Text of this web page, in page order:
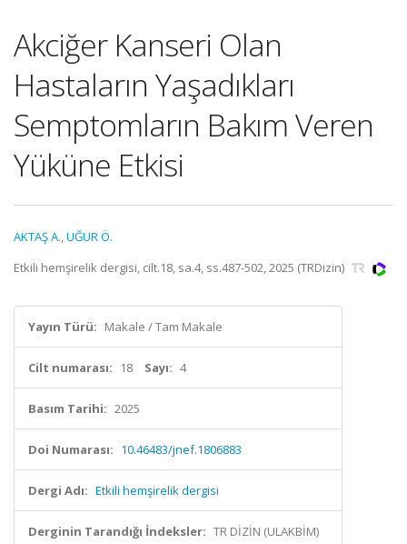
Akciğer Kanseri Olan
Hastaların Yaşadıkları
Semptomların Bakım Veren
Yüküne Etkisi
AKTAŞ A.,UĞUR Ö.
Etkili hemşirelik dergisi, cilt.18, sa.4, ss.487-502, 2025 (TRDizin)
Yayın Türü: Makale / Tam Makale
Cilt numarası: 18 Sayı: 4
Basım Tarihi: 2025
Doi Numarası: 10.46483/jnef.1806883
Dergi Adı: Etkili hemşirelik dergisi
Derginin Tarandığı İndeksler: TR DİZİN (ULAKBİM)